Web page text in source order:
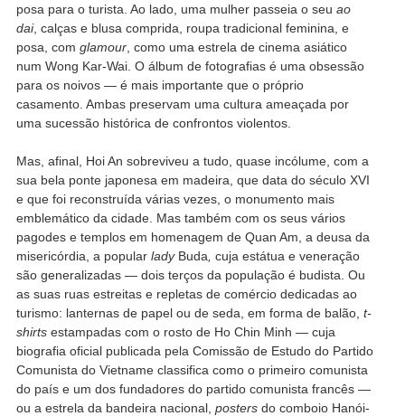
posa para o turista. Ao lado, uma mulher passeia o seu ao
dai, calças e blusa comprida, roupa tradicional feminina, e
posa, com glamour, como uma estrela de cinema asiático
num Wong Kar-Wai. O álbum de fotografias é uma obsessão
para os noivos — é mais importante que o próprio
casamento. Ambas preservam uma cultura ameaçada por
uma sucessão histórica de confrontos violentos.
Mas, afinal, Hoi An sobreviveu a tudo, quase incólume, com a
sua bela ponte japonesa em madeira, que data do século XVI
e que foi reconstruída várias vezes, o monumento mais
emblemático da cidade. Mas também com os seus vários
pagodes e templos em homenagem de Quan Am, a deusa da
misericórdia, a popular lady Buda cuja estátua e veneração
são generalizadas — dois terços da população é budista. Ou
as suas ruas estreitas e repletas de comércio dedicadas ao
turismo: lanternas de papel ou de seda, em forma de balão, t-
shirts estampadas com o rosto de Ho Chin Minh — cuja
biografia oficial publicada pela Comissão de Estudo do Partido
Comunista do Vietname classifica como o primeiro comunista
do país e um dos fundadores do partido comunista francês —
ou a estrela da bandeira nacional, postersdo comboio Hanói-